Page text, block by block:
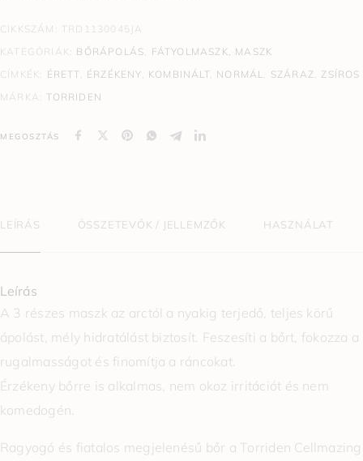
CIKKSZÁM: TRD1130045JA
KATEGÓRIÁK: BŐRÁPOLÁS, FÁTYOLMASZK, MASZK
CÍMKÉK: ÉRETT, ÉRZÉKENY, KOMBINÁLT, NORMÁL, SZÁRAZ , ZSÍROS
MÁRKA: TORRIDEN
MEGOSZTÁS
LEÍRÁS ÖSSZETEVŐK / JELLEMZŐK HASZNÁLAT
Leírás
A 3 részes maszk az arctól a nyakig terjedő, teljes körű
ápolást, mély hidratálást biztosít. Feszesíti a bőrt, fokozza a
rugalmasságot és finomítja a ráncokat.
Érzékeny bőrre is alkalmas, nem okoz irritációt és nem
komedogén.
Ragyogó és fiatalos megjelenésű bőr a Torriden Cellmazing